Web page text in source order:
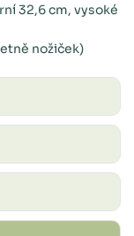
32,6 cm, vysoké
nožiček)